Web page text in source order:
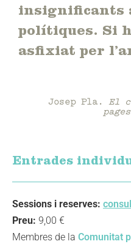
insignificants
polítiques. Si
asfixiat per
Josep Pla. El
Entrades
Sessions i reserves:
Preu: 9,00 €
Membres de la Comunitat